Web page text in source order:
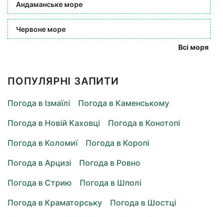
Андаманське море
Червоне море
Всі моря
ПОПУЛЯРНІ ЗАПИТИ
Погода в Ізмаїлі
Погода в Каменському
Погода в Новій Каховці
Погода в Конотопі
Погода в Коломиї
Погода в Коропі
Погода в Арцизі
Погода в Ровно
Погода в Стрию
Погода в Шполі
Погода в Краматорську
Погода в Шостці